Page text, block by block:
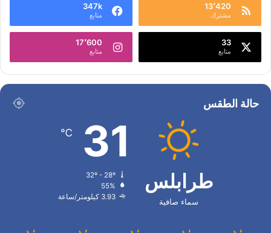
13٬420
مشترك
347k
متابع
33
متابع
17٬600
متابع
حالة الطقس
طرابلس
سماء صافية
31
℃
55%
3.93 كيلومتر/ساعة